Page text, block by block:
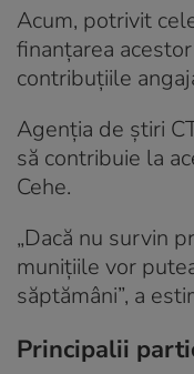
Acum, potrivit
finanţarea
contribuţiile
Agenția de știri
să contribuie la
Cehe.
„Dacă nu survin
muniţiile vor
săptămâni”, a
Principalii